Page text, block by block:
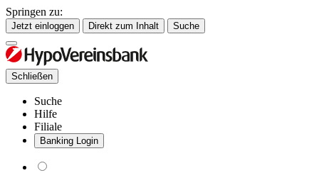
Springen zu:
Jetzt einloggen Direkt zum Inhalt Suche
Schließen
Suche
Hilfe
Filiale
Banking Login